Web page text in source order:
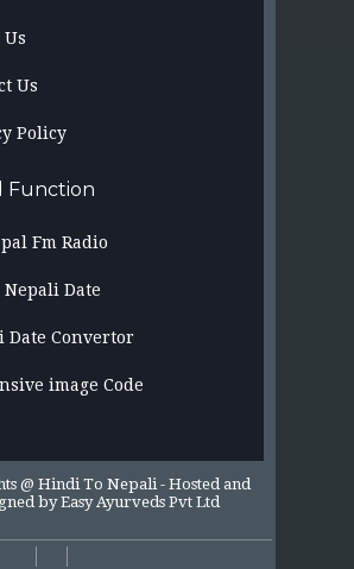
Us
Policy
Function
Fm Radio
Nepali Date
Date Convertor
image Code
@ Hindi To Nepali - Hosted and
byEasy Ayurveds Pvt Ltd